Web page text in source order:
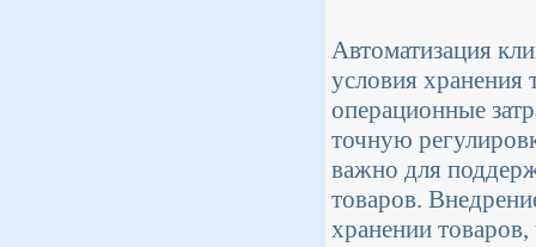
Автоматизация
условия хранения
операционные
точную
важно для
товаров.
хранении